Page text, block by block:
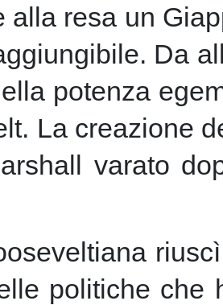
alla resa un
Da
potenza
La creazione
varato
politiche che